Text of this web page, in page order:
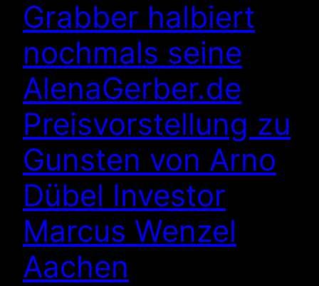
Grabber halbiert
nochmals seine
AlenaGerber.de
Preisvorstellung zu
Gunsten von Arno
Dübel Investor
Marcus Wenzel
Aachen